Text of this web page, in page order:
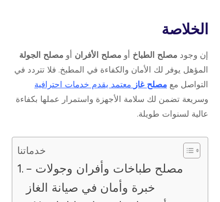
الخلاصة
إن وجود مصلح الطباخ أو مصلح الأفران أو مصلح الجولة
المؤهل يوفر لك الأمان والكفاءة في المطبخ. فلا تتردد في
التواصل مع مصلح غاز معتمد يقدم خدمات احترافية
وسريعة تضمن لك سلامة الأجهزة واستمرار عملها بكفاءة
عالية لسنوات طويلة.
خدماتنا
مصلح طباخات وأفران وجولات –
خبرة وأمان في صيانة الغاز